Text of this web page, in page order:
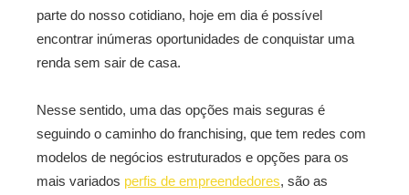
parte do nosso cotidiano, hoje em dia é possível
encontrar inúmeras oportunidades de conquistar uma
renda sem sair de casa.
Nesse sentido, uma das opções mais seguras é
seguindo o caminho do franchising, que tem redes com
modelos de negócios estruturados e opções para os
mais variados perfis de empreendedores, são as